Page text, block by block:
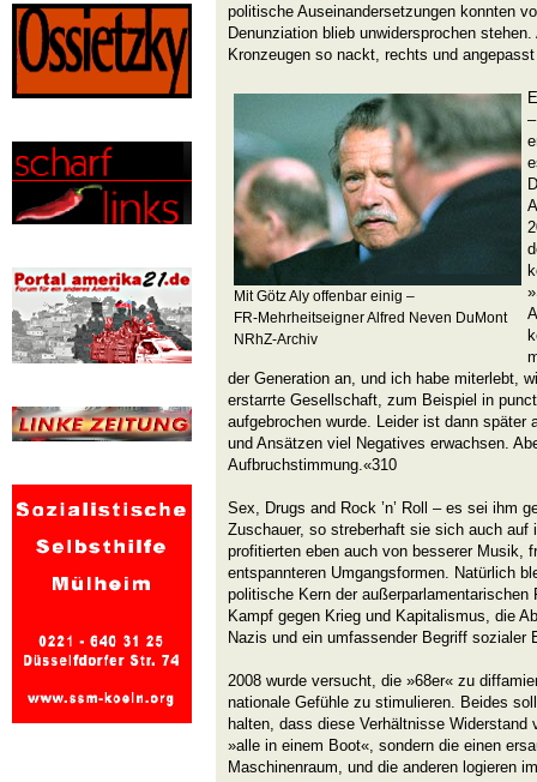
politische Auseinandersetzungen konnten
Denunziation blieb unwidersprochen
Kronzeugen so nackt, rechts und
Mit Götz Aly offenbar einig –
FR-Mehrheitseigner Alfred Neven DuMont
NRhZ-Archiv
der Generation an, und ich habe miterlebt,
erstarrte Gesellschaft, zum Beispiel in
aufgebrochen wurde. Leider ist dann später
und Ansätzen viel Negatives erwachsen.
Aufbruchstimmung.«310
Sex, Drugs and Rock ’n’ Roll – es sei ihm
Zuschauer, so streberhaft sie sich auch auf
profitierten eben auch von besserer Musik,
entspannteren Umgangsformen. Natürlich
politische Kern der
Kampf gegen Krieg und Kapitalismus, die
Nazis und ein umfassender Begriff sozialer
2008 wurde versucht, die »68er« zu
nationale Gefühle zu stimulieren. Beides
halten, dass diese Verhältnisse Widerstand
»alle in einem Boot«, sondern die einen
Maschinenraum, und die anderen logieren